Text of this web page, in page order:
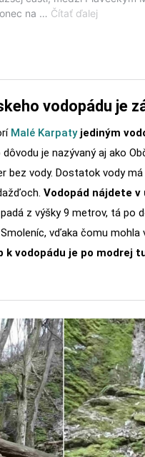
vodopádu je
Malé Karpaty jediným
je nazývaný aj ako
bez vody. Dostatok vody
Vodopád nájdete v
z výšky 9 metrov, tá po
vďaka čomu mohla
k vodopádu je po modrej